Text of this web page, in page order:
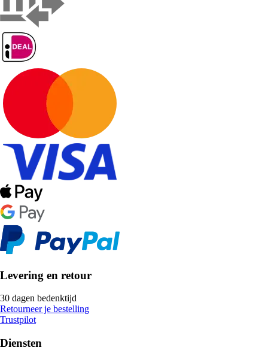
Levering en retour
30 dagen bedenktijd
Retourneer je bestelling
Trustpilot
Diensten